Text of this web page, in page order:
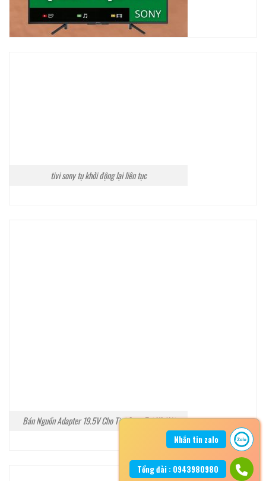
tivi sony tụ khởi động lại liên tục
Bán Nguồn Adapter 19.5V Cho Tivi Sony Tại Hà Nội
Nhắn tin zalo
Tổng đài : 0943980980